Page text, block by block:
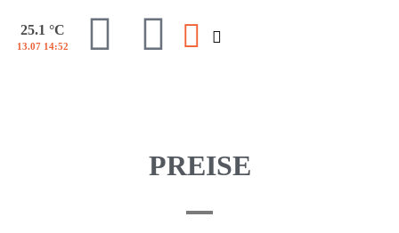
25.1 °C
13.07 14:52
PREISE